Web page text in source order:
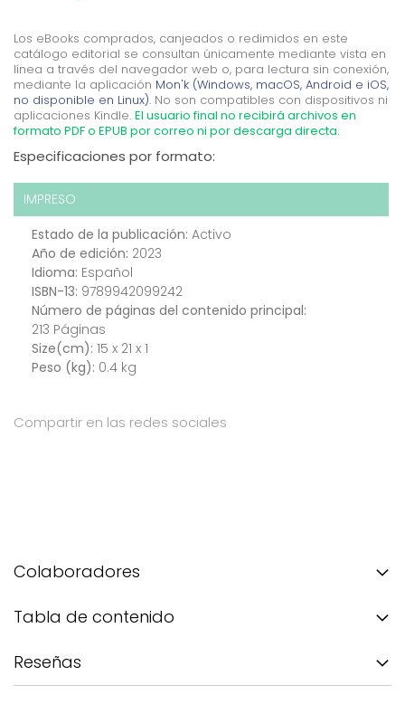
Los eBooks comprados, canjeados o redimidos en este
catálogo editorial se consultan únicamente mediante vista en
línea a través del navegador web o, para lectura sin conexión,
mediante la aplicación Mon'k (Windows, macOS, Android e iOS,
no disponible en Linux). No son compatibles con dispositivos ni
aplicaciones Kindle. El usuario final no recibirá archivos en
formato PDF o EPUB por correo ni por descarga directa.
Especificaciones por formato:
IMPRESO
Estado de la publicación: Activo
Año de edición: 2023
Idioma: Español
ISBN-13: 9789942099242
Número de páginas del contenido principal:
213 Páginas
Size(cm): 15 x 21 x 1
Peso (kg): 0.4 kg
Compartir en las redes sociales
Colaboradores
Tabla de contenido
Reseñas